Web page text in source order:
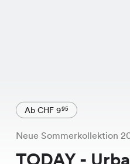
Ab CHF 995
Neue Sommerkollektion
TODAY -